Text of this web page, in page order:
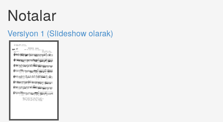
Notalar
Versiyon 1 (Slideshow olarak)